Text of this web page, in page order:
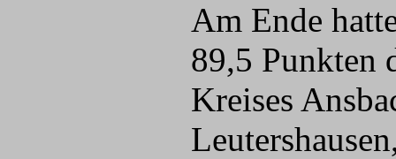
Am Ende
89,5 Punkten
Kreises